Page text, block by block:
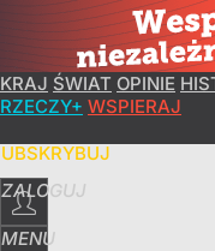
KRAJ ŚWIAT OPINIE
RZECZY+ WSPIERAJ
ZALOGUJ
MENU